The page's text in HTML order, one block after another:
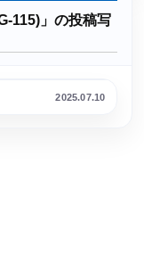
115)」の投稿写
2025.07.10